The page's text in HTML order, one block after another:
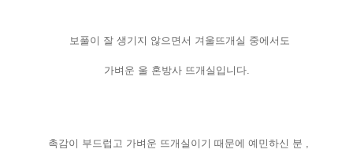
보풀이 잘 생기지 않으면서 겨울뜨개실 중에서도
가벼운 울 혼방사 뜨개실입니다.
촉감이 부드럽고 가벼운 뜨개실이기 때문에 예민하신 분 ,